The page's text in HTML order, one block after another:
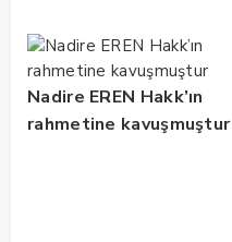
Nadire EREN Hakk’ın
rahmetine kavuşmuştur